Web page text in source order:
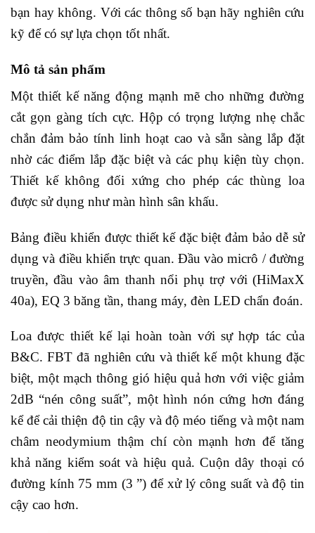
bạn hay không. Với các thông số bạn hãy nghiên cứu
kỹ để có sự lựa chọn tốt nhất.
Mô tả sản phẩm
Một thiết kế năng động mạnh mẽ cho những đường
cắt gọn gàng tích cực. Hộp có trọng lượng nhẹ chắc
chắn đảm bảo tính linh hoạt cao và sẵn sàng lắp đặt
nhờ các điểm lắp đặc biệt và các phụ kiện tùy chọn.
Thiết kế không đối xứng cho phép các thùng loa
được sử dụng như màn hình sân khấu.
Bảng điều khiển được thiết kế đặc biệt đảm bảo dễ sử
dụng và điều khiển trực quan. Đầu vào micrô / đường
truyền, đầu vào âm thanh nổi phụ trợ với (HiMaxX
40a), EQ 3 băng tần, thang máy, đèn LED chẩn đoán.
Loa được thiết kế lại hoàn toàn với sự hợp tác của
B&C. FBT đã nghiên cứu và thiết kế một khung đặc
biệt, một mạch thông gió hiệu quả hơn với việc giảm
2dB “nén công suất”, một hình nón cứng hơn đáng
kể để cải thiện độ tin cậy và độ méo tiếng và một nam
châm neodymium thậm chí còn mạnh hơn để tăng
khả năng kiểm soát và hiệu quả. Cuộn dây thoại có
đường kính 75 mm (3 ”) để xử lý công suất và độ tin
cậy cao hơn.